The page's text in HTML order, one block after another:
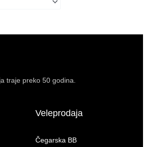
traje preko 50 godina.
Veleprodaja
Čegarska BB